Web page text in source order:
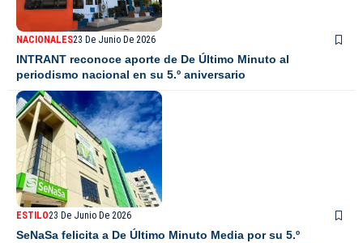
NACIONALES23 De Junio De 2026
INTRANT reconoce aporte de De Último Minuto al
periodismo nacional en su 5.º aniversario
ESTILO23 De Junio De 2026
SeNaSa felicita a De Último Minuto Media por su 5.º